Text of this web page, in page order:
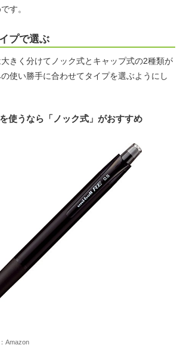
す。
プで選ぶ
きく分けてノック式とキャップ式の2種類が
使い勝手に合わせてタイプを選ぶようにし
使うなら「ノック式」がおすすめ
Amazon